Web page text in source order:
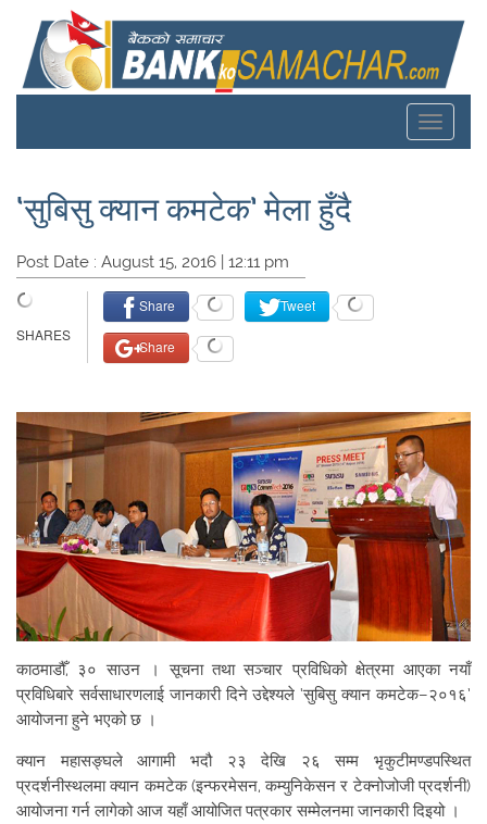
Toggle
‘सुबिसु क्यान कमटेक’ मेला हुँदै
Post Date : August 15, 2016 | 12:11 pm
Share Tweet
Share
काठमाडौँ, ३० साउन । सूचना तथा सञ्चार प्रविधिको क्षेत्रमा आएका नयाँ
प्रविधिबारे सर्वसाधारणलाई जानकारी दिने उद्देश्यले ‘सुबिसु क्यान कमटेक–२०१६’
आयोजना हुने भएको छ ।
क्यान महासङ्घले आगामी भदौ २३ देखि २६ सम्म भृकुटीमण्डपस्थित
प्रदर्शनीस्थलमा क्यान कमटेक (इन्फरमेसन, कम्युनिकेसन र टेक्नोजोजी प्रदर्शनी)
आयोजना गर्न लागेको आज यहाँ आयोजित पत्रकार सम्मेलनमा जानकारी दिइयो ।